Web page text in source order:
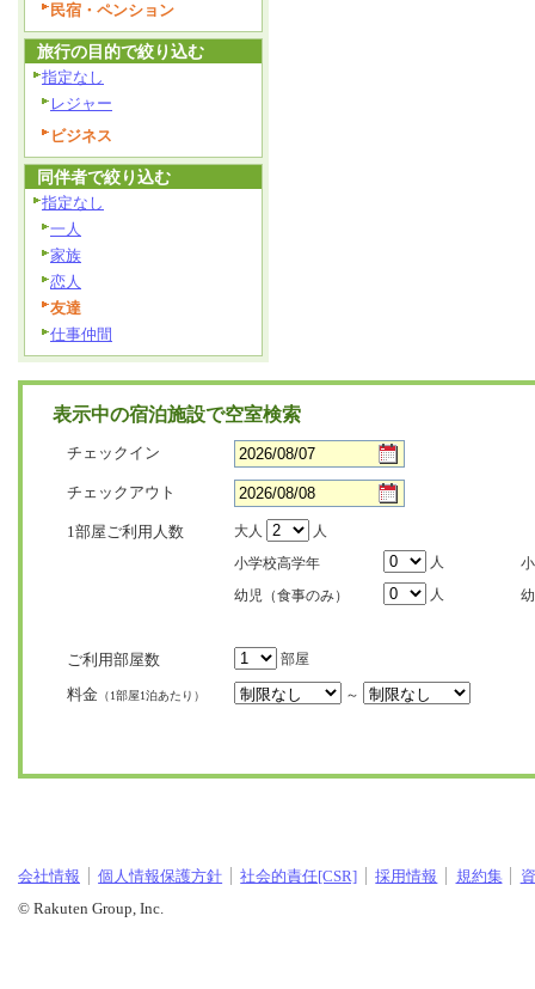
民宿・ペンション
旅行の目的で絞り込む
指定なし
レジャー
ビジネス
同伴者で絞り込む
指定なし
一人
家族
恋人
友達
仕事仲間
表示中の宿泊施設で空室検索
チェックイン
チェックアウト
1部屋ご利用人数 大人
人
小学校高学年
人
幼児（食事のみ）
人
ご利用部屋数 部屋
料金 （1部屋1泊あたり） ～
会社情報 個人情報保護方針 社会的責任[CSR] 採用情報 規約集
© Rakuten Group, Inc.